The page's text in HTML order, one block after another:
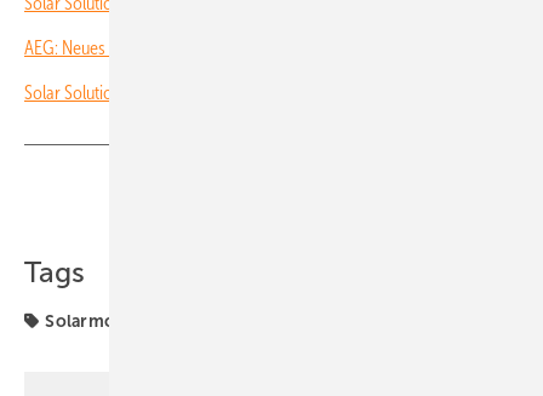
AEG: Neues Solarmodul und Stromspeicher im Angebot
Solar Solutions: Regionale Fachmesse in Düsseldorf stark gestartet
Tags
Solarmodule